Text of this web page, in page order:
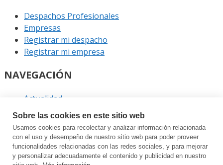
Despachos Profesionales
Empresas
Registrar mi despacho
Registrar mi empresa
NAVEGACIÓN
Actualidad
Podcast
Entrevistas
Eventos
ENLACES
Sobre las cookies en este sitio web
Usamos cookies para recolectar y analizar información relacionada
con el uso y desempeño de nuestro sitio web para poder proveer
funcionalidades relacionadas con las redes sociales, y para mejorar
y personalizar adecuadamente el contenido y publicidad en nuestro